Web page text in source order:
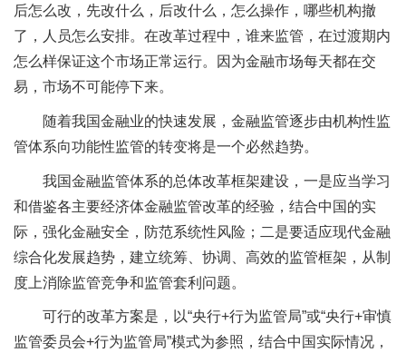
后怎么改，先改什么，后改什么，怎么操作，哪些机构撤
了，人员怎么安排。在改革过程中，谁来监管，在过渡期内
怎么样保证这个市场正常运行。因为金融市场每天都在交
易，市场不可能停下来。
随着我国金融业的快速发展，金融监管逐步由机构性监
管体系向功能性监管的转变将是一个必然趋势。
我国金融监管体系的总体改革框架建设，一是应当学习
和借鉴各主要经济体金融监管改革的经验，结合中国的实
际，强化金融安全，防范系统性风险；二是要适应现代金融
综合化发展趋势，建立统筹、协调、高效的监管框架，从制
度上消除监管竞争和监管套利问题。
可行的改革方案是，以“央行+行为监管局”或“央行+审慎
监管委员会+行为监管局”模式为参照，结合中国实际情况，